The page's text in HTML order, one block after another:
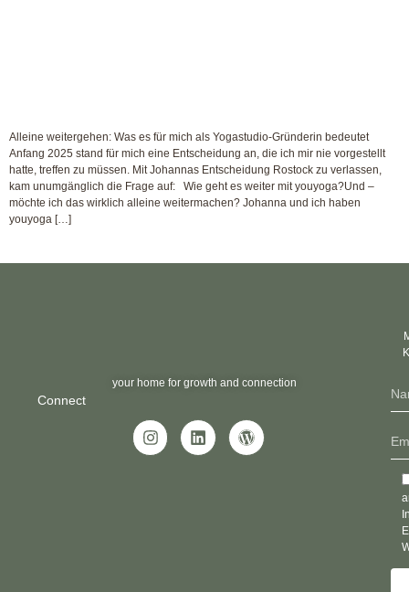
Alleine weitergehen: Was es für mich als Yogastudio-Gründerin bedeutet
Anfang 2025 stand für mich eine Entscheidung an, die ich mir nie vorgestellt
hatte, treffen zu müssen. Mit Johannas Entscheidung Rostock zu verlassen,
kam unumgänglich die Frage auf: Wie geht es weiter mit youyoga?Und –
möchte ich das wirklich alleine weitermachen? Johanna und ich haben
youyoga […]
your home for growth and connection
Connect